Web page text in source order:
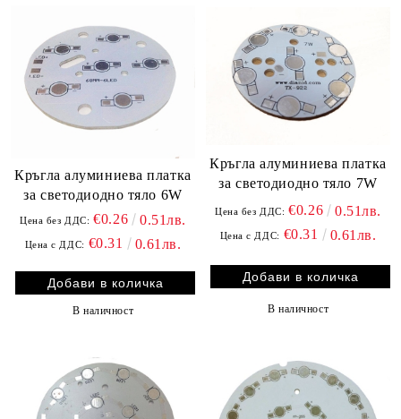
Кръгла алуминиева платка
за светодиодно тяло 6W
Цена без ДДС: €0.26 0.51лв.
Цена с ДДС: €0.31 0.61лв.
В наличност
Кръгла алуминиева платка
за светодиодно тяло 7W
Цена без ДДС: €0.26 0.51лв.
Цена с ДДС: €0.31 0.61лв.
В наличност